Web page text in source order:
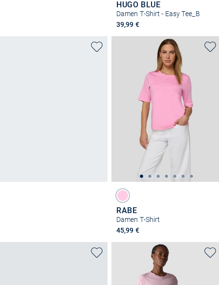
HUGO BLUE
Damen T-Shirt - Easy Tee_B
39,99 €
RABE
Damen T-Shirt
45,99 €